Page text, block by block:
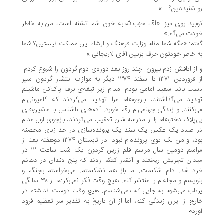
شنیده‌ین؟…»
روی میز: «آقا، حزب‌الله به خون شما تشنه است، من به خاطر
می‌گم.»
«مگه شما مقام وزارت فرهنگ و ارشاد این مملکت نیستین؟ شما
خاطر خودتون حرف بزنین آقای لاریجانی.»
اتاقش زدم بیرون. چند روز بعد دوره‌ی دوم گردون را شروع کردم.
از فروردین ۱۳۷۲ تا اسفند ۱۳۷۴ دیگر به موازات انتشار گردون اسیر
باند سعید امامی بودم. مدام زیر تیغه‌ی برف پاک‌کن ماشینم
می‌گذاشتند، بازجوهام مرا تهدید می‌کردند که کامیونی‌ام
و زندگی جهنمی‌ام رقم خورد. آدم‌های ناشناس با ماشین‌های
دخترهام را از مدرسه شان تعقیب می‌کردند، بازجوی اول مدام
صدد یک عکس یک سند یک پرونده‌سازی در حد زنای محصنه
بود، و من لک توی پرونده‌ام نبود. در تابستان ۱۳۷۴ دوهفته بعد از
مراسم دومین سال مراسم قلم زرین گردون یک شب ساعت ۱۲ در
تجریش ریختند و آنقدر کتکم زدند که پنج دندان در دهانم
شد. دلم شکست. اما باز هم نشکستم. می‌خواستم بجنگم و
بنویسم و مجله‌ام را منتشر کنم. هیچ وقت فکر نمی‌کردم از ۳۸ سالگی
می‌شوم به جایی که نمی‌شناسم. هیچ وقت دوست نداشتم در
از ایران زندگی کنم، اما از آن تاریخ به تقدیر سر تعظیم فرود